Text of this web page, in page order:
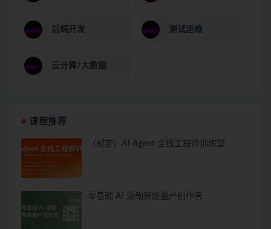
后端开发 测试运维
云计算/大数据
课程推荐
（预定）AI Agent 全栈工程师训练营
零基础 AI 漫剧智能量产创作营